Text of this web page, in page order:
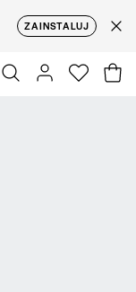
ZAINSTALUJ